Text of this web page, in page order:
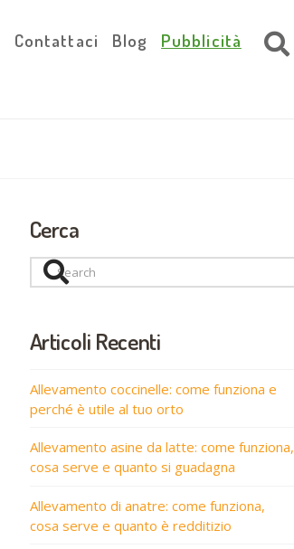
Contattaci Blog Pubblicità
Cerca
Search
Articoli Recenti
Allevamento coccinelle: come funziona e
perché è utile al tuo orto
Allevamento asine da latte: come funziona,
cosa serve e quanto si guadagna
Allevamento di anatre: come funziona,
cosa serve e quanto è redditizio